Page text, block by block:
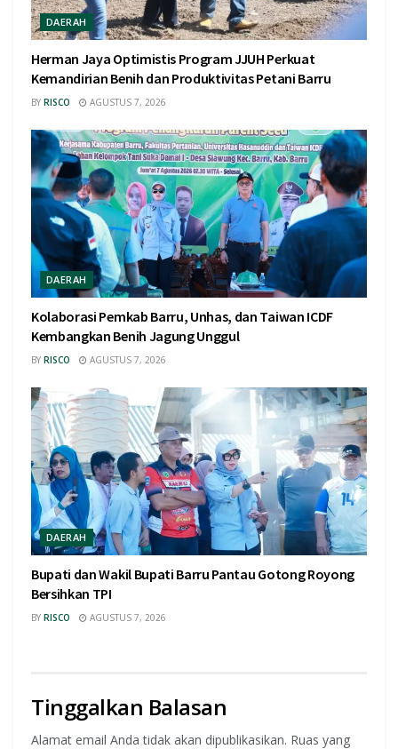
DAERAH
Herman Jaya Optimistis Program JJUH Perkuat
Kemandirian Benih dan Produktivitas Petani Barru
BY RISCO AGUSTUS 7, 2026
DAERAH
Kolaborasi Pemkab Barru, Unhas, dan Taiwan ICDF
Kembangkan Benih Jagung Unggul
BY RISCO AGUSTUS 7, 2026
DAERAH
Bupati dan Wakil Bupati Barru Pantau Gotong Royong
Bersihkan TPI
BY RISCO AGUSTUS 7, 2026
Tinggalkan Balasan
Alamat email Anda tidak akan dipublikasikan. Ruas yang